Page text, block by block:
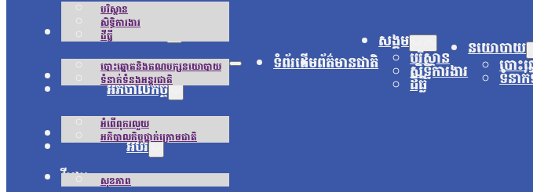
បរិស្ថាន
សិទ្ធិការងារ
ដីធ្លីនយោបាយ
បោះឆ្នោតនិងគណបក្សនយោបាយ
ទំនាក់ទំនងអន្តរជាតិ
អន្តរជាតិ
អភិបាលកិច្ច
អំពើពុករលួយ
អភិបាលកិច្ចថ្នាក់ក្រោមជាតិ
ជីវិតប្រចាំថ្ងៃ
អប់រំ
សុខភាព
វីដេអូ
ទំព័រដើមព័ត៌មានជាតិ
សង្គម
បរិស្ថាន
សិទ្ធិការងារ
ដីធ្លី
នយោបាយ
បោះ
ទំនា